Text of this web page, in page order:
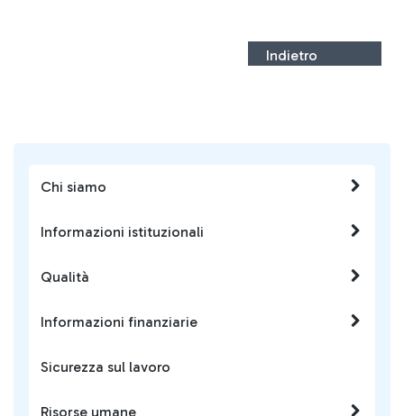
Chi siamo
Informazioni istituzionali
Qualità
Informazioni finanziarie
Sicurezza sul lavoro
Risorse umane
Indietro